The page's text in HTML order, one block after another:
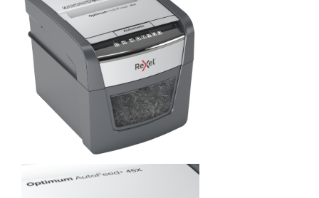
Pentru masini, biciclete si prim
ajutor
Noutati si inovatii
Pachete Cadou Premium
Promotii si reduceri
LICHIDARE DE STOC